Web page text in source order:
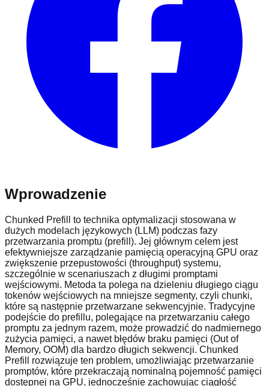
Wprowadzenie
Chunked Prefill to technika optymalizacji stosowana w
dużych modelach językowych (LLM) podczas fazy
przetwarzania promptu (prefill). Jej głównym celem jest
efektywniejsze zarządzanie pamięcią operacyjną GPU oraz
zwiększenie przepustowości (throughput) systemu,
szczególnie w scenariuszach z długimi promptami
wejściowymi. Metoda ta polega na dzieleniu długiego ciągu
tokenów wejściowych na mniejsze segmenty, czyli chunki,
które są następnie przetwarzane sekwencyjnie. Tradycyjne
podejście do prefillu, polegające na przetwarzaniu całego
promptu za jednym razem, może prowadzić do nadmiernego
zużycia pamięci, a nawet błędów braku pamięci (Out of
Memory, OOM) dla bardzo długich sekwencji. Chunked
Prefill rozwiązuje ten problem, umożliwiając przetwarzanie
promptów, które przekraczają nominalną pojemność pamięci
dostępnej na GPU, jednocześnie zachowując ciągłość